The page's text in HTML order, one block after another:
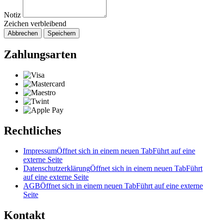
Notiz
Zeichen verbleibend
Abbrechen Speichern
Zahlungsarten
Rechtliches
ImpressumÖffnet sich in einem neuen TabFührt auf eine
externe Seite
DatenschutzerklärungÖffnet sich in einem neuen TabFührt
auf eine externe Seite
AGBÖffnet sich in einem neuen TabFührt auf eine externe
Seite
Kontakt